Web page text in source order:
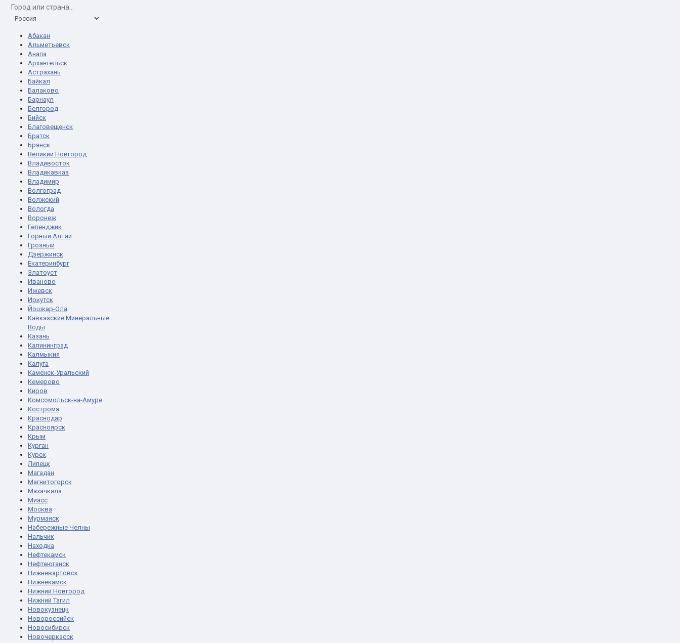
Абакан
Альметьевск
Анапа
Архангельск
Астрахань
Байкал
Балаково
Барнаул
Белгород
Бийск
Благовещенск
Братск
Брянск
Великий Новгород
Владивосток
Владикавказ
Владимир
Волгоград
Волжский
Вологда
Воронеж
Геленджик
Горный Алтай
Грозный
Дзержинск
Екатеринбург
Златоуст
Иваново
Ижевск
Иркутск
Йошкар-Ола
Кавказские Минеральные
Воды
Казань
Калининград
Калмыкия
Калуга
Каменск-Уральский
Кемерово
Киров
Комсомольск-на-Амуре
Кострома
Краснодар
Красноярск
Крым
Курган
Курск
Липецк
Магадан
Магнитогорск
Махачкала
Миасс
Москва
Мурманск
Набережные Челны
Нальчик
Находка
Нефтекамск
Нефтеюганск
Нижневартовск
Нижнекамск
Нижний Новгород
Нижний Тагил
Новокузнецк
Новороссийск
Новосибирск
Новочеркасск